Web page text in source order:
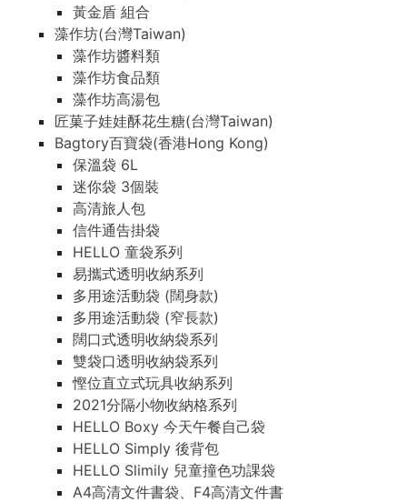
黃金盾 組合
藻作坊(台灣Taiwan)
藻作坊醬料類
藻作坊食品類
藻作坊高湯包
匠菓子娃娃酥花生糖(台灣Taiwan)
Bagtory百寶袋(香港Hong Kong)
保溫袋 6L
迷你袋 3個裝
高清旅人包
信件通告掛袋
HELLO 童袋系列
易攜式透明收納系列
多用途活動袋 (闊身款)
多用途活動袋 (窄長款)
闊口式透明收納袋系列
雙袋口透明收納袋系列
慳位直立式玩具收納系列
2021分隔小物收納格系列
HELLO Boxy 今天午餐自己袋
HELLO Simply 後背包
HELLO Slimily 兒童撞色功課袋
A4高清文件書袋、F4高清文件書